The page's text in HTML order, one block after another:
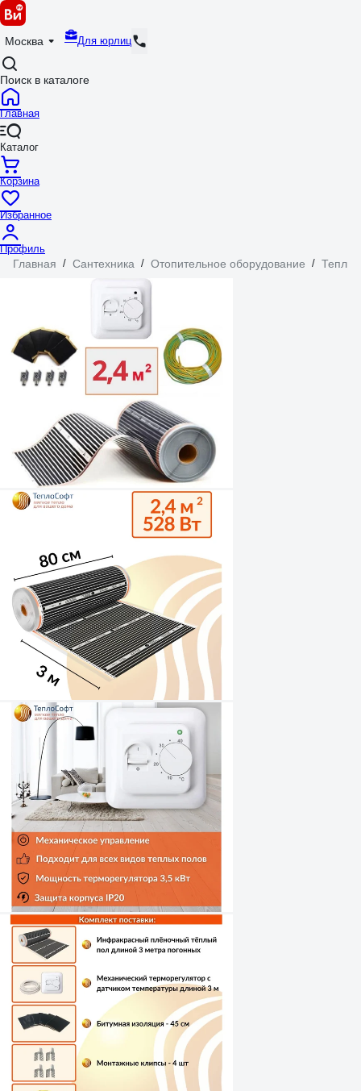
Москва Для юрлиц
Поиск в каталоге
Главная
Каталог
Корзина
Избранное
Профиль
Главная / Сантехника / Отопительное оборудование /